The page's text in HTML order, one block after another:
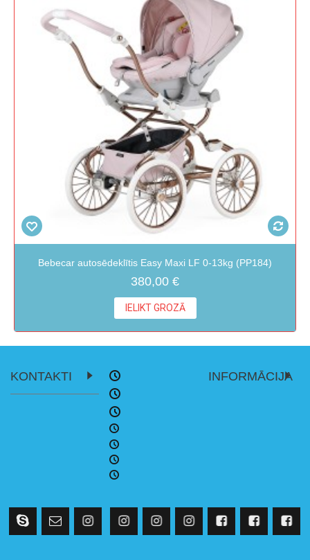
Bebecar autosēdeklītis Easy Maxi LF 0-13kg (PP184)
380,00 €
IELIKT GROZĀ
KONTAKTI INFORMĀCIJA